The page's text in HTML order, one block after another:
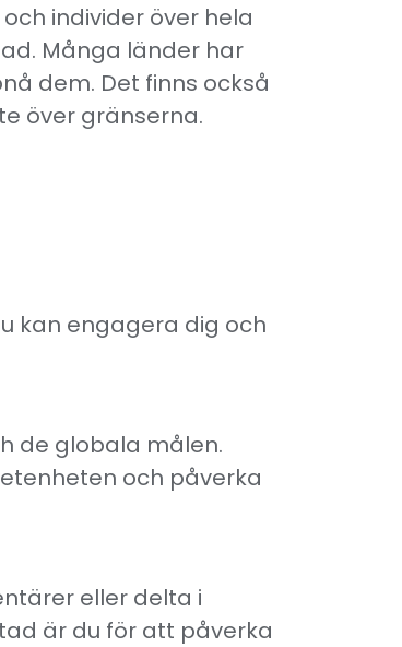
individer över hela
Många länder har
dem. Det finns också
över gränserna.
kan engagera dig och
de globala målen.
och påverka
eller delta i
är du för att påverka